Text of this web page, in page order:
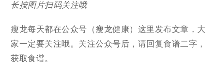
长按图片扫码关注哦
瘦龙每天都在公众号（瘦龙健康）这里发布文章，大
家一定要关注哦。关注公众号后，请回复食谱二字，
获取食谱。